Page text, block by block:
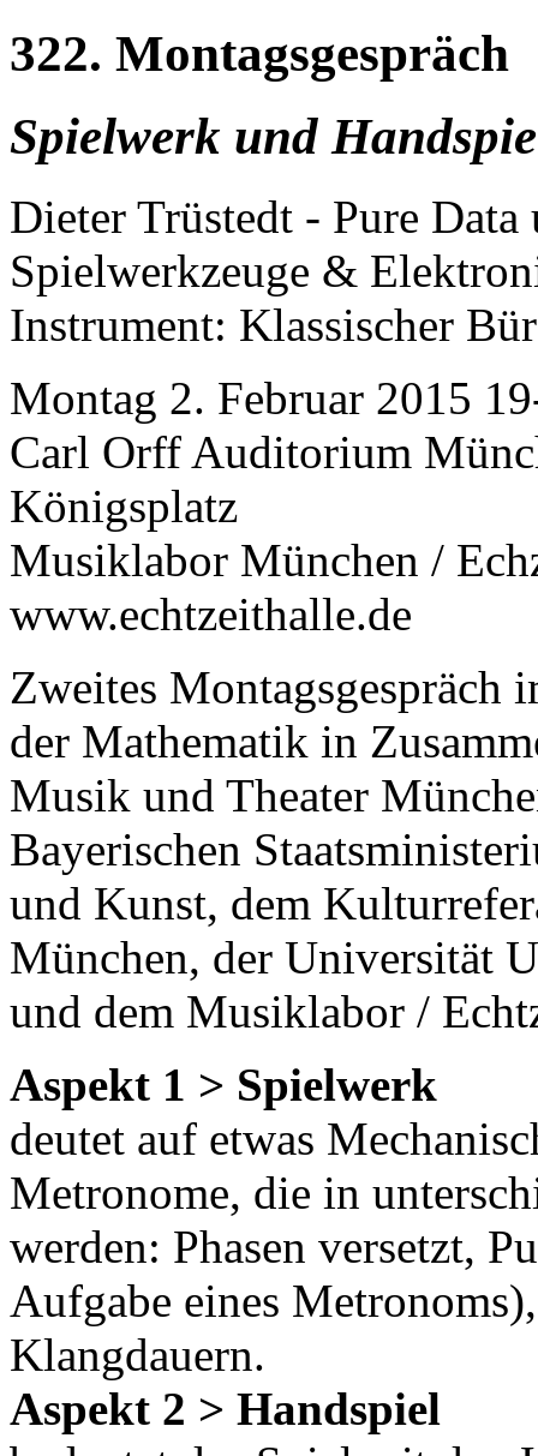
322. Montagsgespräch
Spielwerk und
Dieter Trüstedt - Pure
Spielwerkzeuge &
Instrument: Klassischer
Montag 2. Februar 2015
Carl Orff Auditorium
Königsplatz
Musiklabor München /
www.echtzeithalle.de
Zweites Montagsgespräch
der Mathematik in
Musik und Theater
Bayerischen
und Kunst, dem
München, der Universität
und dem Musiklabor /
Aspekt 1 > Spielwerk
deutet auf etwas
Metronome, die in
werden: Phasen versetzt,
Aufgabe eines
Klangdauern.
Aspekt 2 > Handspiel